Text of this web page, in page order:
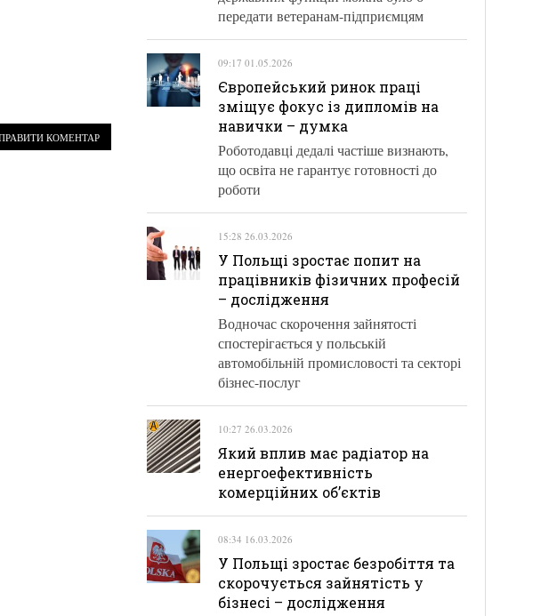
передати ветеранам-підприємцям
09:17 01.05.2026
Європейський ринок праці
зміщує фокус із дипломів на
навички – думка
Роботодавці дедалі частіше визнають,
що освіта не гарантує готовності до
роботи
15:28 26.03.2026
У Польщі зростає попит на
працівників фізичних професій
– дослідження
Водночас скорочення зайнятості
спостерігається у польській
автомобільній промисловості та секторі
бізнес-послуг
10:27 26.03.2026
Який вплив має радіатор на
енергоефективність
комерційних об’єктів
08:34 16.03.2026
У Польщі зростає безробіття та
скорочується зайнятість у
бізнесі – дослідження